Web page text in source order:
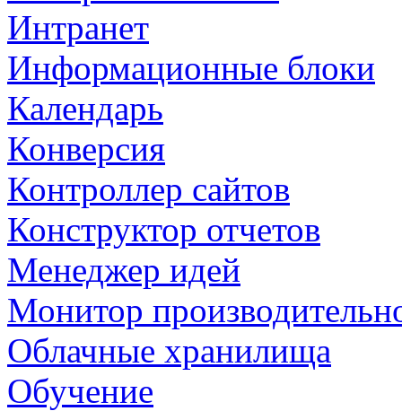
Интранет
Информационные блоки
Календарь
Конверсия
Контроллер сайтов
Конструктор отчетов
Менеджер идей
Монитор
Облачные хранилища
Обучение